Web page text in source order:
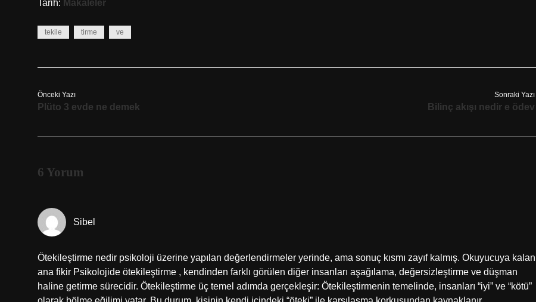
Tarih: Makaleler
tekile tirme ve
Önceki Yazı
Plüto 3 evde ne demek
Sonraki Yazı
Bilinç akışı nedir e ödev
6 Yorum
Sibel
Ötekileştirme nedir psikoloji üzerine yapılan değerlendirmeler yerinde, ama sonuç kısmı zayıf kalmış. Okuyucuya kalan
ana fikir Psikolojide ötekileştirme , kendinden farklı görülen diğer insanları aşağılama, değersizleştirme ve düşman
haline getirme sürecidir. Ötekileştirme üç temel adımda gerçekleşir: Ötekileştirmenin temelinde, insanları “iyi” ve “kötü”